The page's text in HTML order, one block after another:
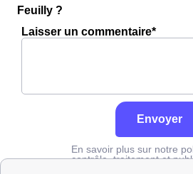
Feuilly ?
Laisser un commentaire*
Envoyer
En savoir plus sur notre
contrôle, traitement et